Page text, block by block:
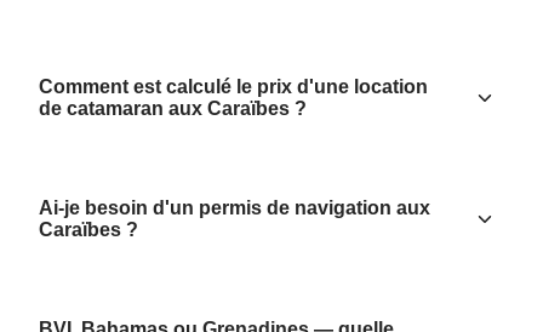
Comment est calculé le prix d'une location
de catamaran aux Caraïbes ?
Ai-je besoin d'un permis de navigation aux
Caraïbes ?